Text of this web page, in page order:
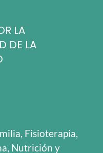
LA
DE LA
Fisioterapia,
Nutrición y